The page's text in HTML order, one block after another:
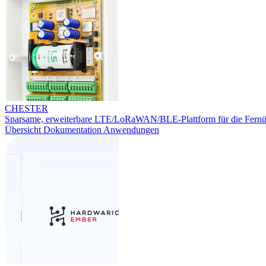
CHESTER
Sparsame, erweiterbare LTE/LoRaWAN/BLE-Plattform für die
Übersicht Dokumentation Anwendungen